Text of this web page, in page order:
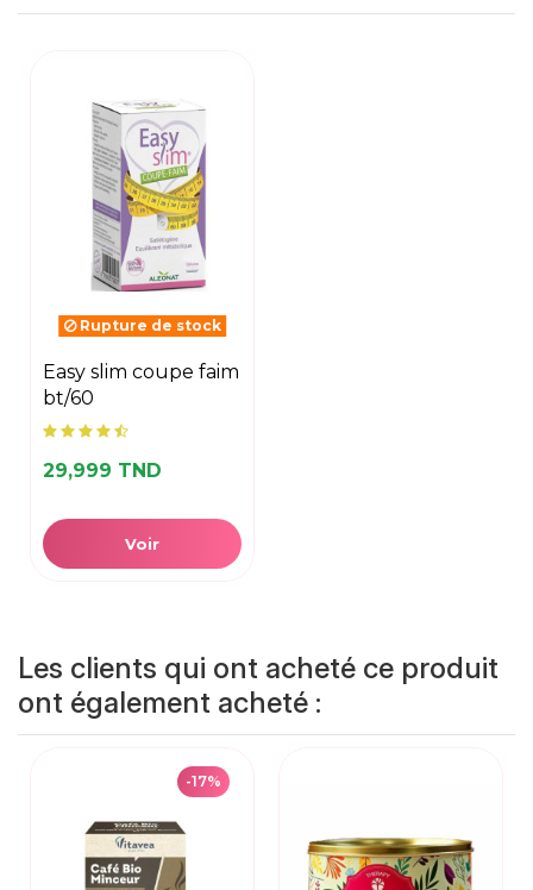
Rupture de stock
easy slim coupe faim
bt/60
29,999 TND
Voir
Les clients qui ont acheté ce produit
ont également acheté :
-17%